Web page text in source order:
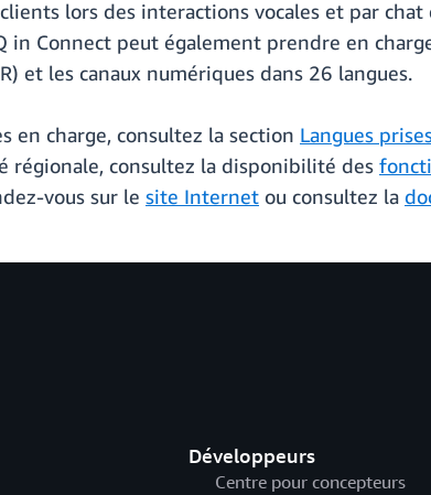
lors des interactions vocales et par
in Connect peut également prendre en
et les canaux numériques dans 26 langues.
en charge, consultez la section Langues
régionale, consultez la disponibilité des
vous sur le site Internet ou consultez la
Développeurs
Centre pour concepteurs